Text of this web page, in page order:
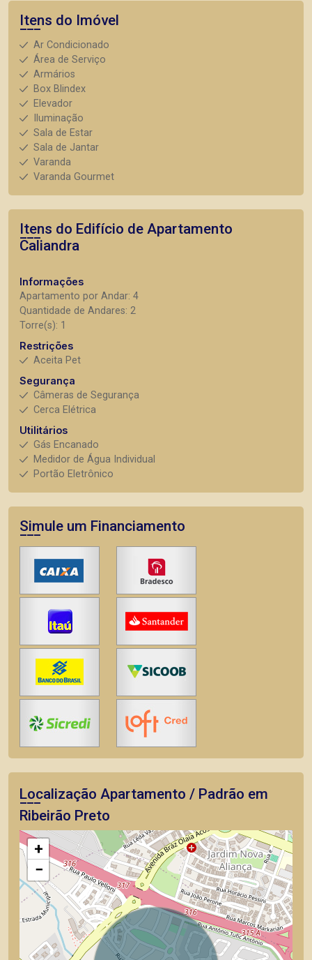
Itens do Imóvel
Ar Condicionado
Área de Serviço
Armários
Box Blindex
Elevador
Iluminação
Sala de Estar
Sala de Jantar
Varanda
Varanda Gourmet
Itens do Edifício de Apartamento
Caliandra
Informações
Apartamento por Andar: 4
Quantidade de Andares: 2
Torre(s): 1
Restrições
Aceita Pet
Segurança
Câmeras de Segurança
Cerca Elétrica
Utilitários
Gás Encanado
Medidor de Água Individual
Portão Eletrônico
Simule um Financiamento
Localização Apartamento / Padrão em
Ribeirão Preto
+
−